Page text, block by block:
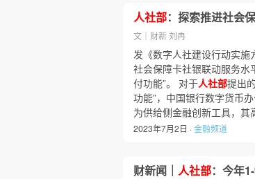
人社部：探索推进社会
文｜财新 刘冉
发《数字人社建设行动实施
社会保障卡社银联动服务水
付功能”。 对于人社部提出
功能”，中国银行数字货币
为供给侧金融创新工具，
2023年7月2日 ·金融频道
财新闻｜ 人社部：今年